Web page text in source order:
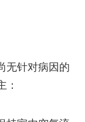
无针对病因的
：